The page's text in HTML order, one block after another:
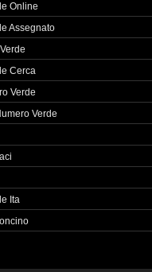
Online
Assegnato
Cerca
Verde
Verde
Ita